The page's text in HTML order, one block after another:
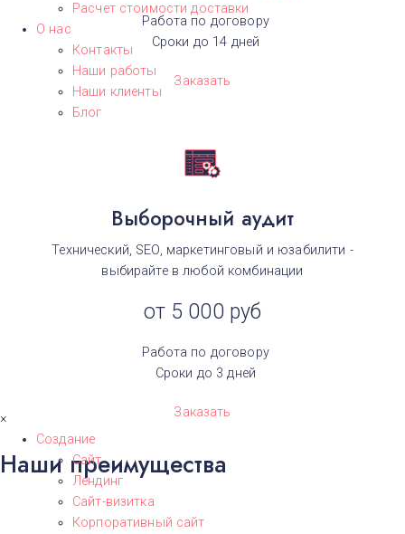
Расчет стоимости доставки
О нас
Контакты
Наши работы
Наши клиенты
Блог
×
Создание
Сайт
Лендинг
Сайт-визитка
Корпоративный сайт
Работа по договору
Сроки до 14 дней
Заказать
Выборочный аудит
Технический, SEO, маркетинговый и юзабилити -
выбирайте в любой комбинации
от 5 000 руб
Работа по договору
Сроки до 3 дней
Заказать
Наши преимущества